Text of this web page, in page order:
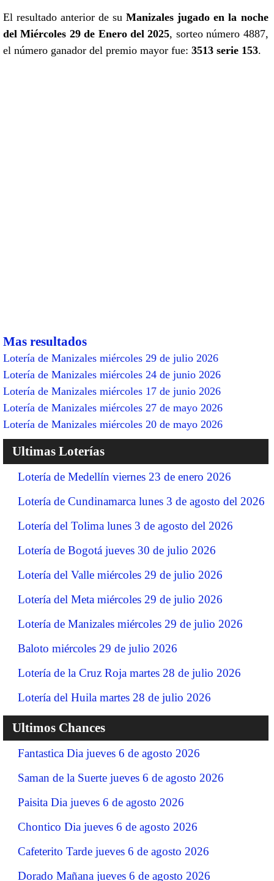
El resultado anterior de suManizales jugado en la noche
del Miércoles 29 de Enero del 2025, sorteo número 4887,
el número ganador del premio mayor fue: 3513 serie 153.
Mas resultados
Lotería de Manizales miércoles 29 de julio 2026
Lotería de Manizales miércoles 24 de junio 2026
Lotería de Manizales miércoles 17 de junio 2026
Lotería de Manizales miércoles 27 de mayo 2026
Lotería de Manizales miércoles 20 de mayo 2026
Ultimas Loterías
Lotería de Medellín viernes 23 de enero 2026
Lotería de Cundinamarca lunes 3 de agosto del 2026
Lotería del Tolima lunes 3 de agosto del 2026
Lotería de Bogotá jueves 30 de julio 2026
Lotería del Valle miércoles 29 de julio 2026
Lotería del Meta miércoles 29 de julio 2026
Lotería de Manizales miércoles 29 de julio 2026
Baloto miércoles 29 de julio 2026
Lotería de la Cruz Roja martes 28 de julio 2026
Lotería del Huila martes 28 de julio 2026
Ultimos Chances
Fantastica Dia jueves 6 de agosto 2026
Saman de la Suerte jueves 6 de agosto 2026
Paisita Dia jueves 6 de agosto 2026
Chontico Dia jueves 6 de agosto 2026
Cafeterito Tarde jueves 6 de agosto 2026
Dorado Mañana jueves 6 de agosto 2026